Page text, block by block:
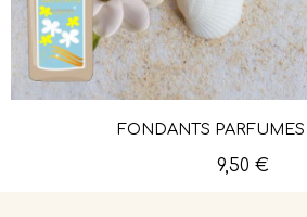
Aperçu
FONDANTS
9,50 €